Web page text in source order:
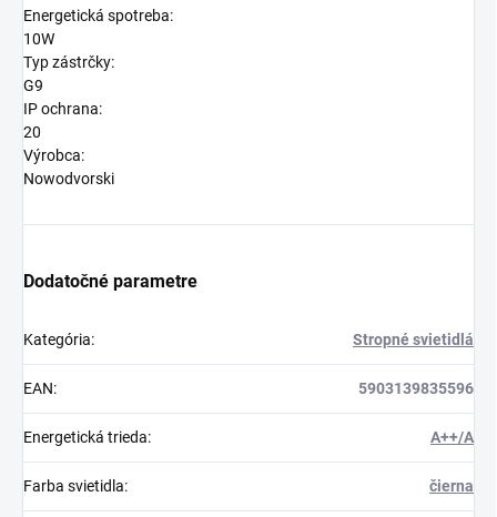
Energetická spotreba:
10W
Typ zástrčky:
G9
IP ochrana:
20
Výrobca:
Nowodvorski
Dodatočné parametre
Kategória: Stropné svietidlá
EAN: 5903139835596
Energetická trieda: A++/A
Farba svietidla: čierna